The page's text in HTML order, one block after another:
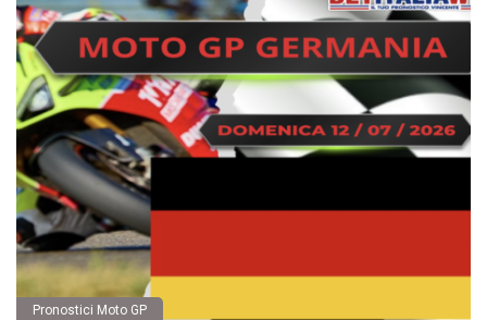
Pronostici Moto GP